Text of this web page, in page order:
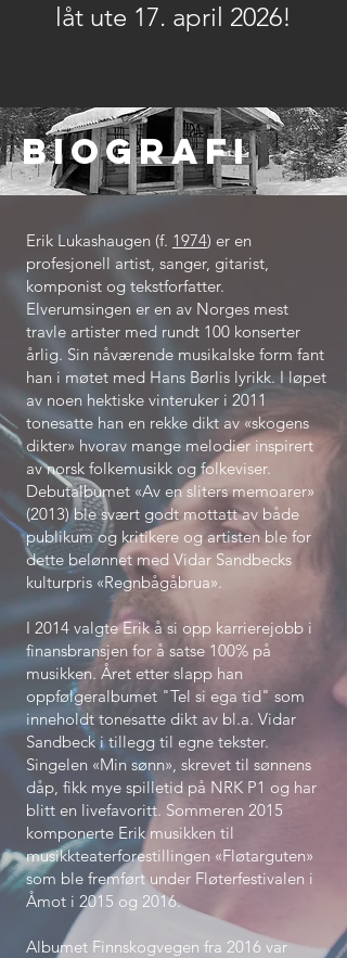
låt ute 17. april 2026!
Biografi
Erik Lukashaugen (f. 1974) er en
profesjonell artist, sanger, gitarist,
komponist og tekstforfatter.
Elverumsingen er en av Norges mest
travle artister med rundt 100 konserter
årlig. Sin nåværende musikalske form fant
han i møtet med Hans Børlis lyrikk. I løpet
av noen hektiske vinteruker i 2011
tonesatte han en rekke dikt av «skogens
dikter» hvorav mange melodier inspirert
av norsk folkemusikk og folkeviser.
Debutalbumet «Av en sliters memoarer»
(2013) ble svært godt mottatt av både
publikum og kritikere og artisten ble for
dette belønnet med Vidar Sandbecks
kulturpris «Regnbågåbrua».
I 2014 valgte Erik å si opp karrierejobb i
finansbransjen for å satse 100% på
musikken. Året etter slapp han
oppfølgeralbumet "Tel si ega tid" som
inneholdt tonesatte dikt av bl.a. Vidar
Sandbeck i tillegg til egne tekster.
Singelen «Min sønn», skrevet til sønnens
dåp, fikk mye spilletid på NRK P1 og har
blitt en livefavoritt. Sommeren 2015
komponerte Erik musikken til
musikkteaterforestillingen «Fløtarguten»
som ble fremført under Fløterfestivalen i
Åmot i 2015 og 2016.
Albumet Finnskogvegen fra 2016 var